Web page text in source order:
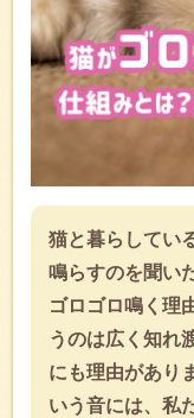
猫と暮らしてい
鳴らすのを聞い
ゴロゴロ鳴く理
うのは広く知れ
にも理由があり
いう音には、私